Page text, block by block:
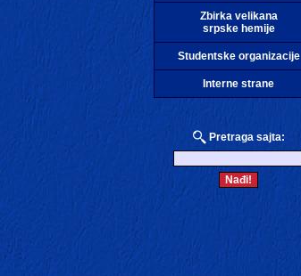
Zbirka velikana
srpske hemije
Studentske organizacije
Interne strane
Pretraga sajta: